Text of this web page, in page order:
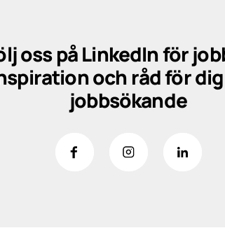
oss på LinkedIn för
och råd för
jobbsökande